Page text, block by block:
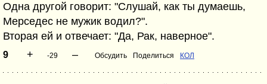
Одна другой говорит: "Слушай, как ты думаешь,
Мерседес не мужик водил?".
Вторая ей и отвечает: "Да, Рак, наверное".
9 + -29 – Обсудить Поделиться КОЛ